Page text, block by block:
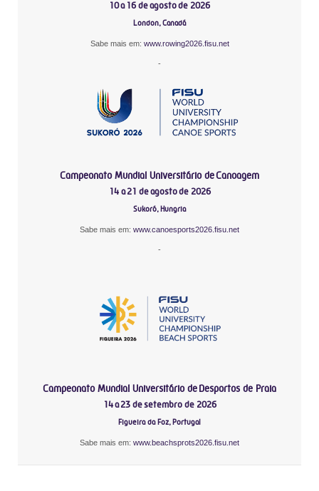
10 a 16 de agosto de 2026
London, Canadá
Sabe mais em: www.rowing2026.fisu.net
-
Campeonato Mundial Universitário de Canoagem
14 a 21 de agosto de 2026
Sukoró, Hungria
Sabe mais em: www.canoesports2026.fisu.net
-
Campeonato Mundial Universitário de Desportos de Praia
14 a 23 de setembro de 2026
Figueira da Foz, Portugal
Sabe mais em: www.beachsprots2026.fisu.net